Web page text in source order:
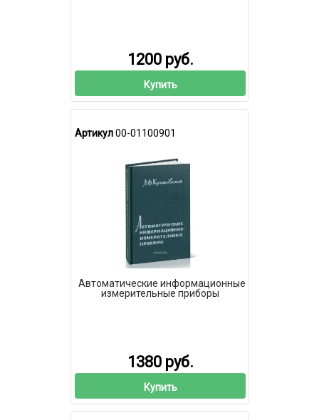
1200 руб.
Купить
Артикул00-01100901
Автоматические информационные
измерительные приборы
1380 руб.
Купить